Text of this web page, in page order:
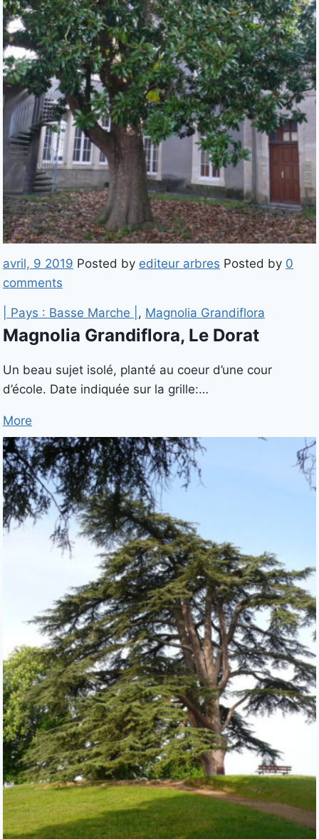
avril, 9 2019 Posted by editeur arbres Posted by 0
comments
| Pays : Basse Marche | , Magnolia Grandiflora
Magnolia Grandiflora, Le Dorat
Un beau sujet isolé, planté au coeur d’une cour
d’école. Date indiquée sur la grille:…
More